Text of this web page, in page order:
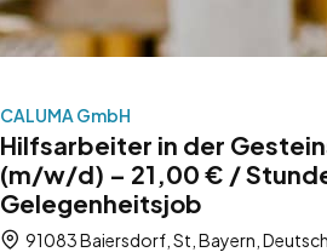
CALUMA GmbH
Hilfsarbeiter in der
(m/w/d) – 21,00 € /
Gelegenheitsjob
91083 Baiersdorf, St, Bayern,